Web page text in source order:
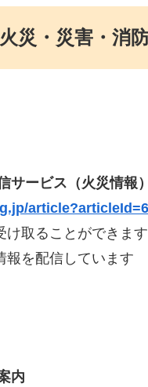
災・災害・消
サービス（火災情報）
取ることができます
を配信しています
内